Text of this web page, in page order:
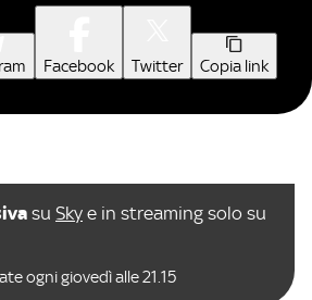
Facebook Twitter Copia link
su Sky e in streaming solo su
ogni giovedì alle 21.15